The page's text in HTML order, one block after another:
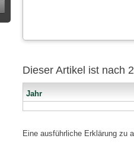
Dieser Artikel ist nach
Jahr
Eine ausführliche Erklärung zu